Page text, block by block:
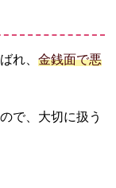
れ、 金銭面で悪
で、大切に扱う